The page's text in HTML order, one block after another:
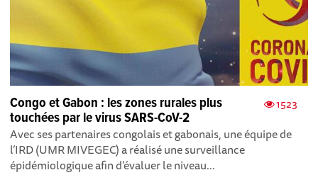
1523
Congo et Gabon : les zones rurales plus
touchées par le virus SARS-CoV-2
Avec ses partenaires congolais et gabonais, une équipe de
l’IRD (UMR MIVEGEC) a réalisé une surveillance
épidémiologique afin d’évaluer le niveau...